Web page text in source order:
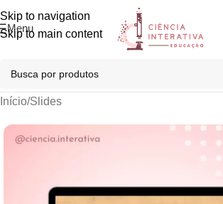
Skip to navigation
Skip to main content
Menu
Início/Slides